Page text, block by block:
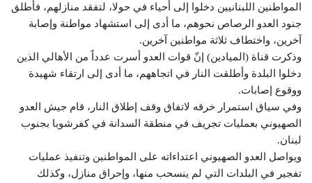
المواطنين اللبنانيين دخلوا إلى أحياء في حولا، لتفقد منازلهم، فأطلق
جنود العدو الرصاص نحوهم، ما أدى إلى استشهاد مواطنة وإصابة
آخرين، واختطاف ثلاثة مواطنين آخرين.
وذكرت قناة (الميادين) إنّ قوات العدو أسرت عدداً من الأهالي الذين
دخلوا البلدة وأطلقت النار في اتجاههم، ما أدى إلى ارتقاء شهيدة
ووقوع إصابات.
وفي سياق استمرار خرقه لاتفاق وقف إطلاق النار، قام جيش العدو
الصهيوني بعمليات تجريف في منطقة السدانة في كفرشوبا بجنوب
لبنان.
ويواصل العدو الصهيوني اعتداءاته على المواطنين وتنفيذ عمليات
تفجير في البلدات التي لم ينسحب منها، وإحراق منازل، وكذلك